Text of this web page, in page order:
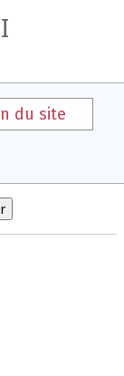
du site